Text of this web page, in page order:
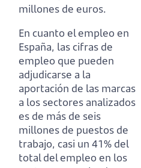
millones de euros.
En cuanto el empleo en
España, las cifras de
empleo que pueden
adjudicarse a la
aportación de las marcas
a los sectores analizados
es de más de seis
millones de puestos de
trabajo, casi un 41% del
total del empleo en los